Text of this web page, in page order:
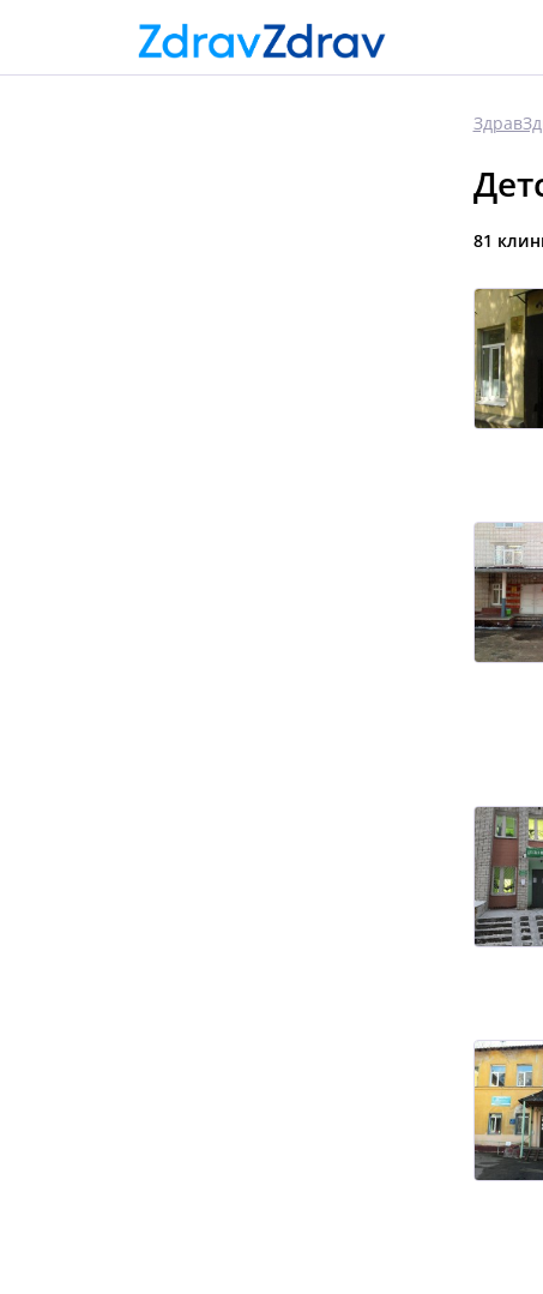
81